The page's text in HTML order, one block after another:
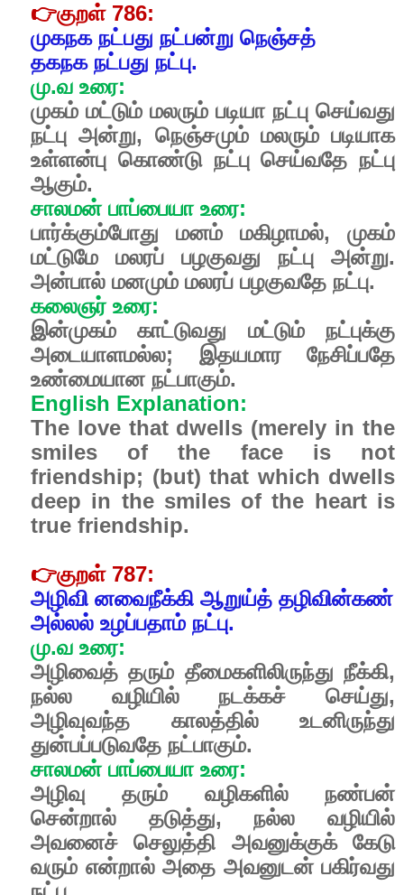
👉குறள் 786:
முகநக நட்பது நட்பன்று நெஞ்சத்
தகநக நட்பது நட்பு.
மு.வ உரை:
முகம் மட்டும் மலரும் படியா நட்பு செய்வது
நட்பு அன்று, நெஞ்சமும் மலரும் படியாக
உள்ளன்பு கொண்டு நட்பு செய்வதே நட்பு
ஆகும்.
சாலமன் பாப்பையா உரை:
பார்க்கும்போது மனம் மகிழாமல், முகம்
மட்டுமே மலரப் பழகுவது நட்பு அன்று.
அன்பால் மனமும் மலரப் பழகுவதே நட்பு.
கலைஞர் உரை:
இன்முகம் காட்டுவது மட்டும் நட்புக்கு
அடையாளமல்ல; இதயமார நேசிப்பதே
உண்மையான நட்பாகும்.
English Explanation:
The love that dwells (merely in the
smiles of the face is not
friendship; (but) that which dwells
deep in the smiles of the heart is
true friendship.
👉குறள் 787:
அழிவி னவைநீக்கி ஆறுய்த் தழிவின்கண்
அல்லல் உழப்பதாம் நட்பு.
மு.வ உரை:
அழிவைத் தரும் தீமைகளிலிருந்து நீக்கி,
நல்ல வழியில் நடக்கச் செய்து,
அழிவுவந்த காலத்தில் உடனிருந்து
துன்பப்படுவதே நட்பாகும்.
சாலமன் பாப்பையா உரை:
அழிவு தரும் வழிகளில் நண்பன்
சென்றால் தடுத்து, நல்ல வழியில்
அவனைச் செலுத்தி அவனுக்குக் கேடு
வரும் என்றால் அதை அவனுடன் பகிர்வது